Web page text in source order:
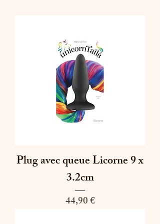
Plug avec queue Licorne 9 x
3.2cm
Prix
44,90 €